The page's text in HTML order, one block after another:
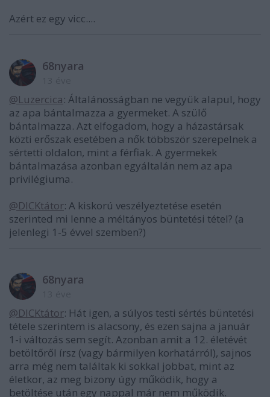
Azért ez egy vicc....
68nyara
@Luzercica: Általánosságban ne vegyük alapul, hogy
az apa bántalmazza a gyermeket. A szülő
bántalmazza. Azt elfogadom, hogy a házastársak
közti erőszak esetében a nők többször szerepelnek a
sértetti oldalon, mint a férfiak. A gyermekek
bántalmazása azonban egyáltalán nem az apa
privilégiuma.
@DICKtátor: A kiskorú veszélyeztetése esetén
szerinted mi lenne a méltányos büntetési tétel? (a
jelenlegi 1-5 évvel szemben?)
68nyara
@DICKtátor: Hát igen, a súlyos testi sértés büntetési
tétele szerintem is alacsony, és ezen sajna a január
1-i változás sem segít. Azonban amit a 12. életévét
betöltőről írsz (vagy bármilyen korhatárról), sajnos
arra még nem találtak ki sokkal jobbat, mint az
életkor, az meg bizony úgy működik, hogy a
betöltése után egy nappal már nem működik.